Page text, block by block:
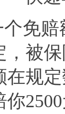
免
，被
在规